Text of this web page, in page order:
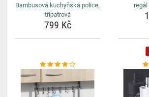
Bambusová kuchyňská police,
třípatrová
799 Kč